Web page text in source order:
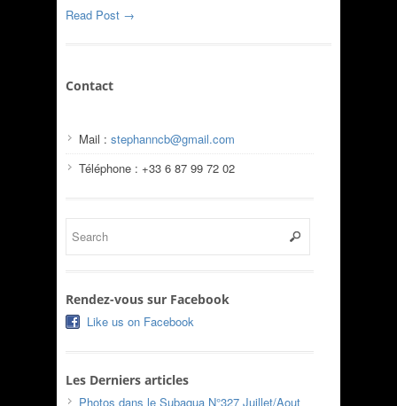
Read Post →
Contact
Mail : stephanncb@gmail.com
Téléphone : +33 6 87 99 72 02
Rendez-vous sur Facebook
Like us on Facebook
Les Derniers articles
Photos dans le Subaqua N°327 Juillet/Aout